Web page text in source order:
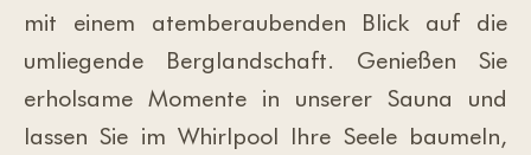
mit einem atemberaubenden Blick auf die
umliegende Berglandschaft. Genießen Sie
erholsame Momente in unserer Sauna und
lassen Sie im Whirlpool Ihre Seele baumeln,